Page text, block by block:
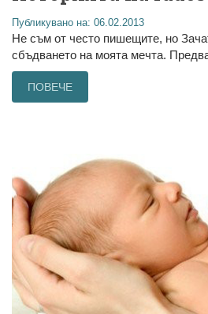
Публикувано на: 06.02.2013
Не съм от често пишещите, но
сбъдването на моята мечта.
ПОВЕЧЕ